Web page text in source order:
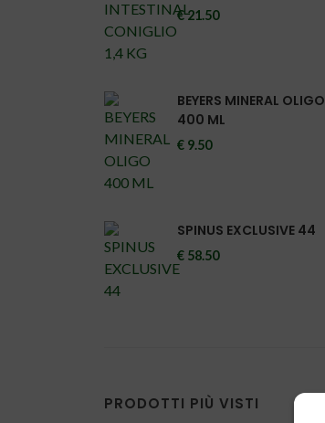
€ 21.50
BEYERS MINERAL OLIGO
400 ML
€ 9.50
SPINUS EXCLUSIVE 44
€ 58.50
PRODOTTI PIÙ VISTI